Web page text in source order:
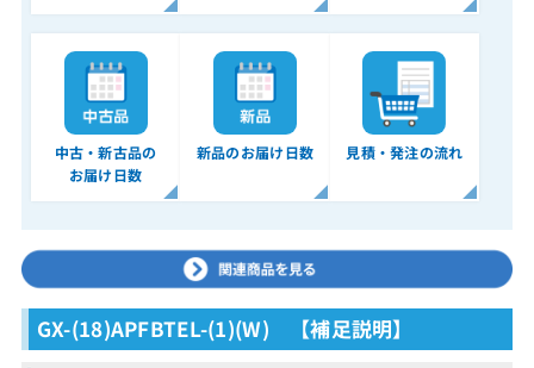
中古・新古品の
お届け日数
新品のお届け日数 見積・発注の流れ
GX-(18)APFBTEL-(1)(W) 【補足説明】